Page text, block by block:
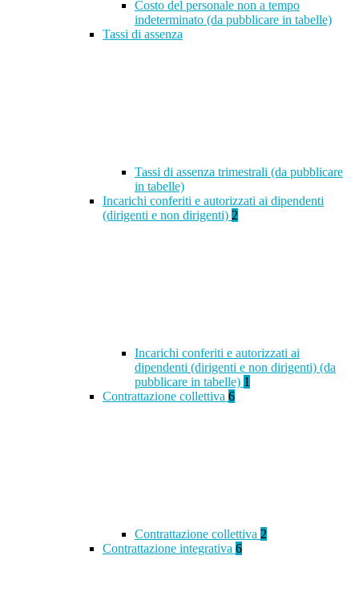
Costo del personale non a tempo
indeterminato (da pubblicare in tabelle)
Tassi di assenza
Tassi di assenza trimestrali (da pubblicare
in tabelle)
Incarichi conferiti e autorizzati ai dipendenti
(dirigenti e non dirigenti) 2
Incarichi conferiti e autorizzati ai
dipendenti (dirigenti e non dirigenti) (da
pubblicare in tabelle) 1
Contrattazione collettiva 6
Contrattazione collettiva 2
Contrattazione integrativa 6